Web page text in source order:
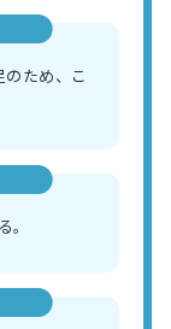
ため、こ